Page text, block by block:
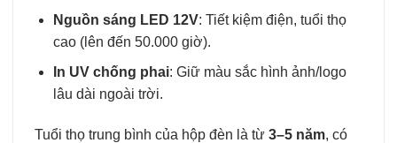
Nguồn sáng LED 12V: Tiết kiệm điện, tuổi thọ
cao (lên đến 50.000 giờ).
In UV chống phai: Giữ màu sắc hình ảnh/logo
lâu dài ngoài trời.
Tuổi thọ trung bình của hộp đèn là từ 3–5 năm, có